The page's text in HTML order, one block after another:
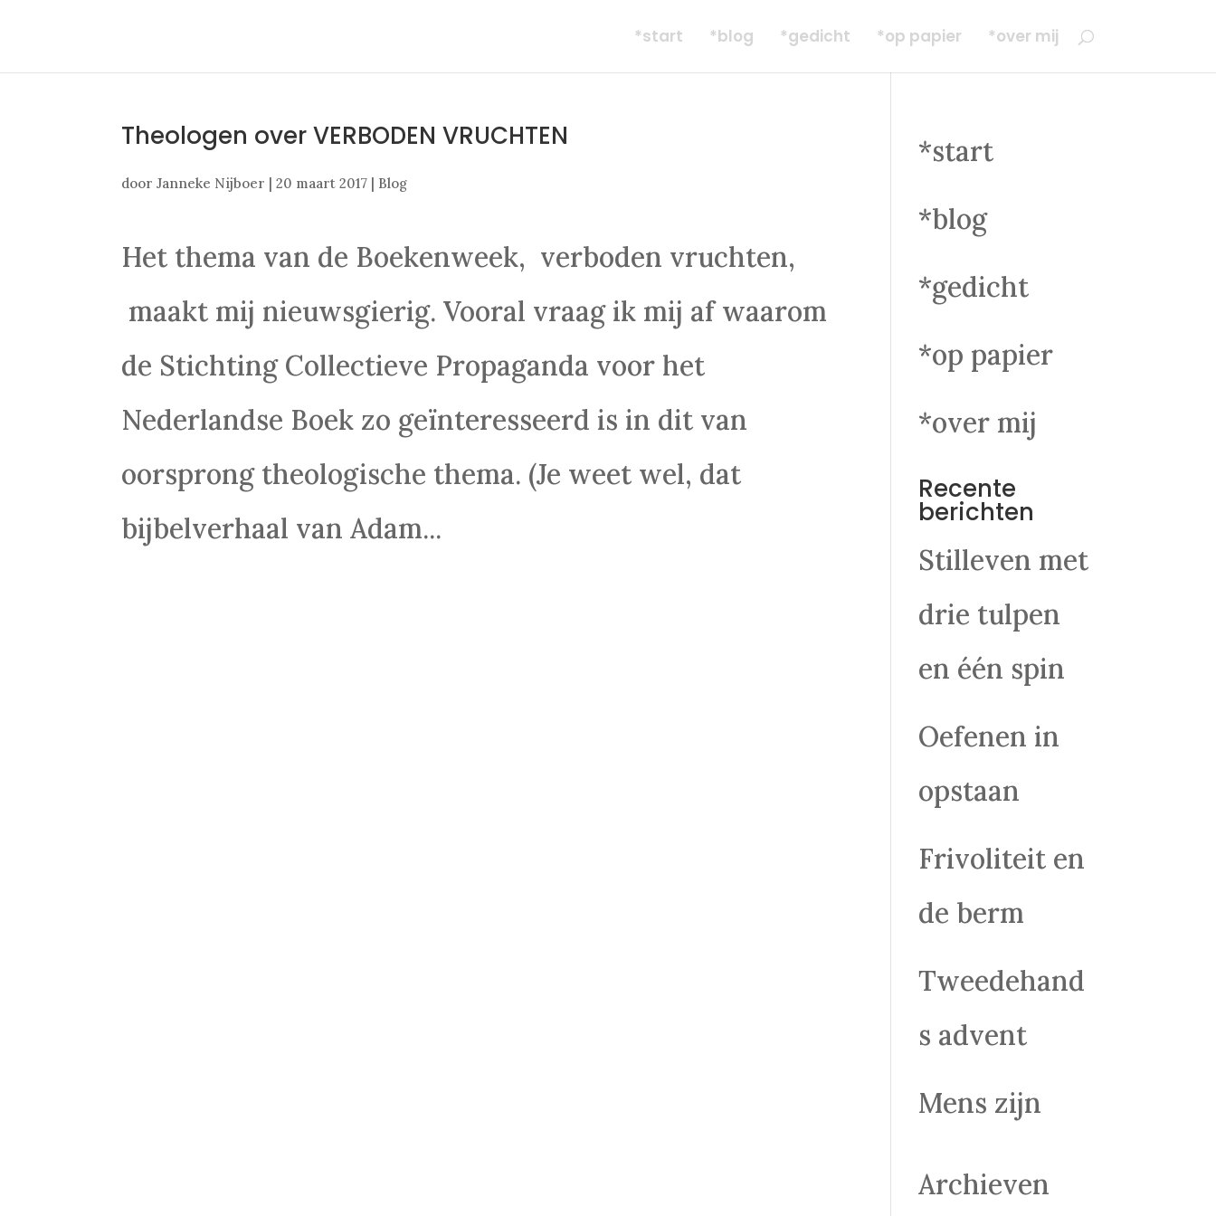
*start *blog *gedicht *op papier *over mij
Theologen over VERBODEN VRUCHTEN
doorJanneke Nijboer |20 maart 2017 | Blog
Het thema van de Boekenweek, verboden vruchten,
maakt mij nieuwsgierig. Vooral vraag ik mij af waarom
de Stichting Collectieve Propaganda voor het
Nederlandse Boek zo geïnteresseerd is in dit van
oorsprong theologische thema. (Je weet wel, dat
bijbelverhaal van Adam...
*start
*blog
*gedicht
*op papier
*over mij
Recente
berichten
Stilleven met
drie tulpen
en één spin
Oefenen in
opstaan
Frivoliteit en
de berm
Tweedehand
s advent
Mens zijn
Archieven